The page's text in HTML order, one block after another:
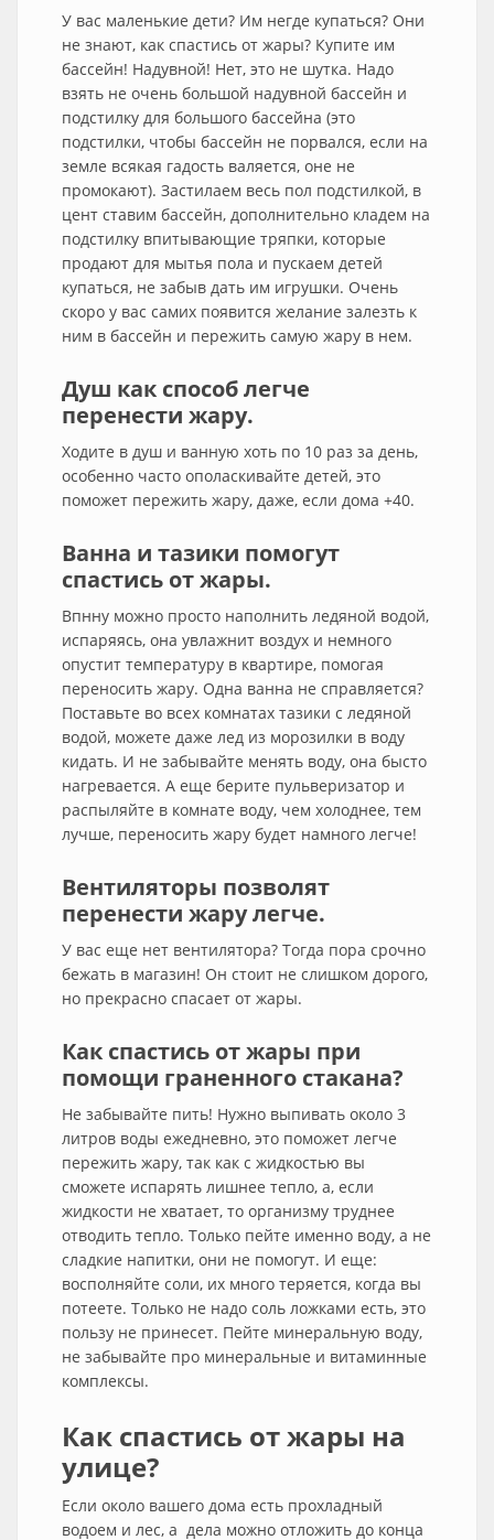
У вас маленькие дети? Им негде купаться? Они
не знают, как спастись от жары? Купите им
бассейн! Надувной! Нет, это не шутка. Надо
взять не очень большой надувной бассейн и
подстилку для большого бассейна (это
подстилки, чтобы бассейн не порвался, если на
земле всякая гадость валяется, оне не
промокают). Застилаем весь пол подстилкой, в
цент ставим бассейн, дополнительно кладем на
подстилку впитывающие тряпки, которые
продают для мытья пола и пускаем детей
купаться, не забыв дать им игрушки. Очень
скоро у вас самих появится желание залезть к
ним в бассейн и пережить самую жару в нем.
Душ как способ легче
перенести жару.
Ходите в душ и ванную хоть по 10 раз за день,
особенно часто ополаскивайте детей, это
поможет пережить жару, даже, если дома +40.
Ванна и тазики помогут
спастись от жары.
Впнну можно просто наполнить ледяной водой,
испаряясь, она увлажнит воздух и немного
опустит температуру в квартире, помогая
переносить жару. Одна ванна не справляется?
Поставьте во всех комнатах тазики с ледяной
водой, можете даже лед из морозилки в воду
кидать. И не забывайте менять воду, она бысто
нагревается. А еще берите пульверизатор и
распыляйте в комнате воду, чем холоднее, тем
лучше, переносить жару будет намного легче!
Вентиляторы позволят
перенести жару легче.
У вас еще нет вентилятора? Тогда пора срочно
бежать в магазин! Он стоит не слишком дорого,
но прекрасно спасает от жары.
Как спастись от жары при
помощи граненного стакана?
Не забывайте пить! Нужно выпивать около 3
литров воды ежедневно, это поможет легче
пережить жару, так как с жидкостью вы
сможете испарять лишнее тепло, а, если
жидкости не хватает, то организму труднее
отводить тепло. Только пейте именно воду, а не
сладкие напитки, они не помогут. И еще:
восполняйте соли, их много теряется, когда вы
потеете. Только не надо соль ложками есть, это
пользу не принесет. Пейте минеральную воду,
не забывайте про минеральные и витаминные
комплексы.
Как спастись от жары на
улице?
Если около вашего дома есть прохладный
водоем и лес, а дела можно отложить до конца